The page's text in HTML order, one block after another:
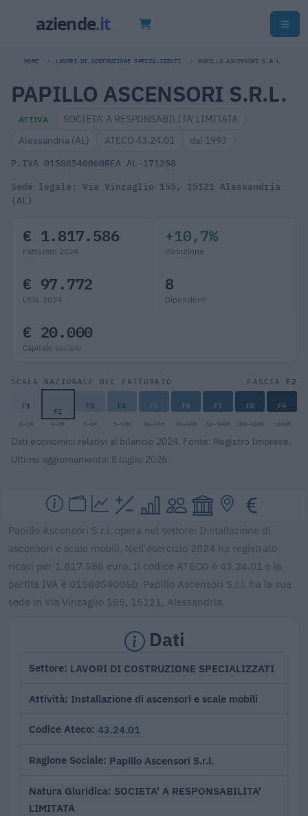
HOME LAVORI DI COSTRUZIONE SPECIALIZZATI PAPILLO ASCENSORI S.R.L.
PAPILLO ASCENSORI S.R.L.
ATTIVA
SOCIETA' A RESPONSABILITA' LIMITATA
Alessandria (AL)
ATECO 43.24.01 dal 1993
P.IVA 01588540060REA AL-171258
Sede legale: Via Vinzaglio 155, 15121 Alessandria
(AL)
€ 1.817.586
Fatturato 2024
+10,7%
Variazione
€ 97.772
Utile 2024
8
Dipendenti
€ 20.000
Capitale sociale
SCALA NAZIONALE DEL FATTURATO FASCIA F2
F1 F2 F3 F4 F5 F6 F7 F8 F9
0-1M 1-2M 2-5M 5-10M 10-25M 25-50M 50-100M 100-500M >500M
Dati economici relativi al bilancio 2024. Fonte: Registro Imprese.
Ultimo aggiornamento: 8 luglio 2026.
Papillo Ascensori S.r.l. opera nel settore: Installazione di
ascensori e scale mobili. Nell'esercizio 2024 ha registrato
ricavi per 1.817.586 euro. Il codice ATECO è 43.24.01 e la
partita IVA è 01588540060. Papillo Ascensori S.r.l. ha la sua
sede in Via Vinzaglio 155, 15121, Alessandria.
Dati
Settore LAVORI DI COSTRUZIONE SPECIALIZZATI
Attività Installazione di ascensori e scale mobili
Codice Ateco 43.24.01
Ragione Sociale Papillo Ascensori S.r.l.
Natura Giuridica SOCIETA' A RESPONSABILITA'
LIMITATA